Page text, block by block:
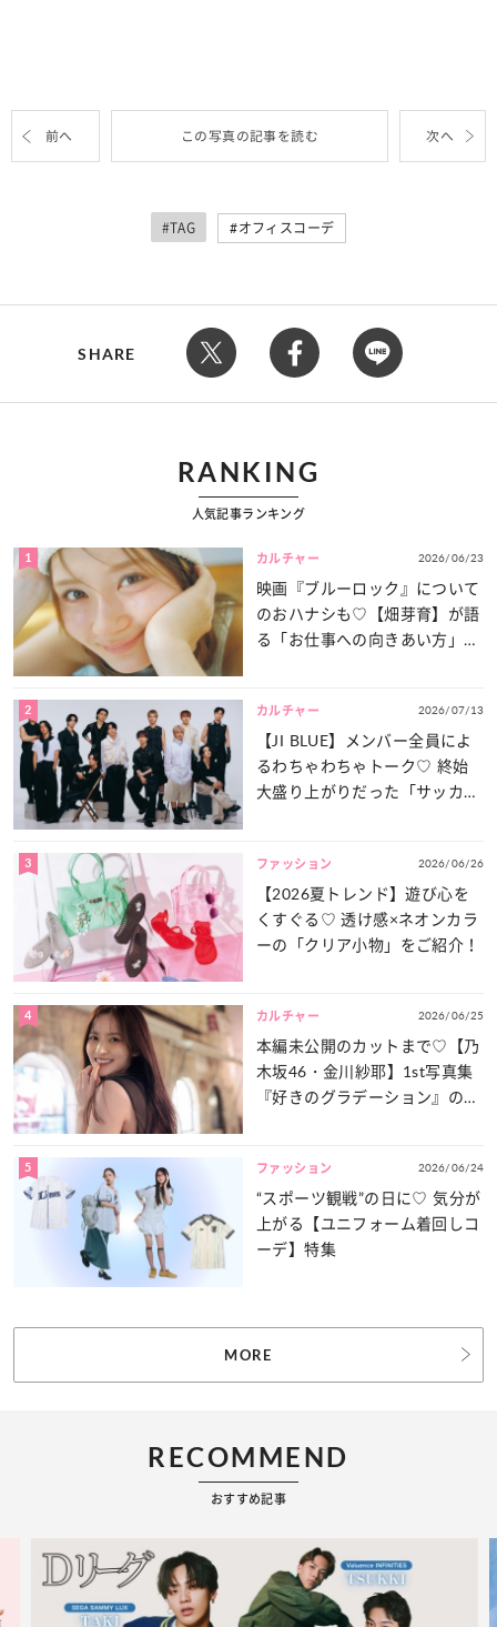
前へ この写真の記事を読む 次へ
#TAG オフィスコーデ
SHARE
RANKING
人気記事ランキング
1 カルチャー 2026/06/23
映画『ブルーロック』について
のおハナシも♡【畑芽育】が語
る「お仕事への向きあい方」と
2 カルチャー 2026/07/13
【JI BLUE】メンバー全員によ
るわちゃわちゃトーク♡ 終始
大盛り上がりだった「サッカー
3 ファッション 2026/06/26
【2026夏トレンド】遊び心を
くすぐる♡ 透け感×ネオンカラ
ーの「クリア小物」をご紹介！
4 カルチャー 2026/06/25
本編未公開のカットまで♡【乃
木坂46・金川紗耶】1st写真集
『好きのグラデーション』の魅
5 ファッション 2026/06/24
“スポーツ観戦”の日に♡ 気分が
上がる【ユニフォーム着回しコ
ーデ】特集
MORE
RECOMMEND
おすすめ記事